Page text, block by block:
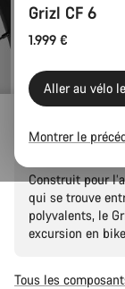
Grizl CF SL 6
Construit pour
qui se trouve
polyvalents, le
excursion en
Tous les
Grizl CF 6
1.999 €
Aller au vélo
Montrer le